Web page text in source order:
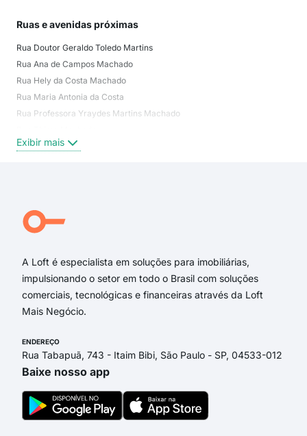
Ruas e avenidas próximas
Rua Doutor Geraldo Toledo Martins
Rua Ana de Campos Machado
Rua Hely da Costa Machado
Rua Maria Antonia da Costa
Rua Professora Yraydes Martins Machado
Rua José Martins
Rua José Maria Araújo
Rua Joaquim Henrique da Costa
Exibir mais
A Loft é especialista em soluções para imobiliárias,
impulsionando o setor em todo o Brasil com soluções
comerciais, tecnológicas e financeiras através da Loft
Mais Negócio.
ENDEREÇO
Rua Tabapuã, 743 - Itaim Bibi, São Paulo - SP, 04533-012
Baixe nosso app